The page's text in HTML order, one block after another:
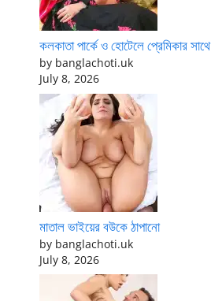
কলকাতা পার্কে ও হোটেলে প্রেমিকার সাথে
by banglachoti.uk
July 8, 2026
মাতাল ভাইয়ের বউকে ঠাপানো
by banglachoti.uk
July 8, 2026